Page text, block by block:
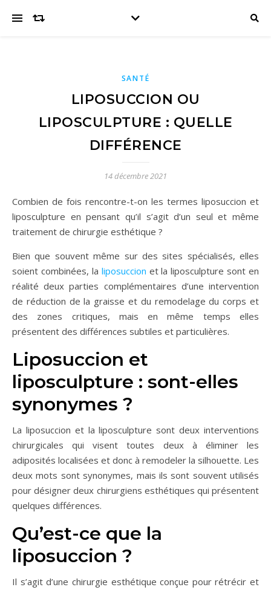
SANTÉ
LIPOSUCCION OU
LIPOSCULPTURE : QUELLE
DIFFÉRENCE
14 décembre 2021
Combien de fois rencontre-t-on les termes liposuccion et
liposculpture en pensant qu’il s’agit d’un seul et même
traitement de chirurgie esthétique ?
Bien que souvent même sur des sites spécialisés, elles
soient combinées, la liposuccion et la liposculpture sont en
réalité deux parties complémentaires d’une intervention
de réduction de la graisse et du remodelage du corps et
des zones critiques, mais en même temps elles
présentent des différences subtiles et particulières.
Liposuccion et
liposculpture : sont-elles
synonymes ?
La liposuccion et la liposculpture sont deux interventions
chirurgicales qui visent toutes deux à éliminer les
adiposités localisées et donc à remodeler la silhouette. Les
deux mots sont synonymes, mais ils sont souvent utilisés
pour désigner deux chirurgiens esthétiques qui présentent
quelques différences.
Qu’est-ce que la
liposuccion ?
Il s’agit d’une chirurgie esthétique conçue pour rétrécir et